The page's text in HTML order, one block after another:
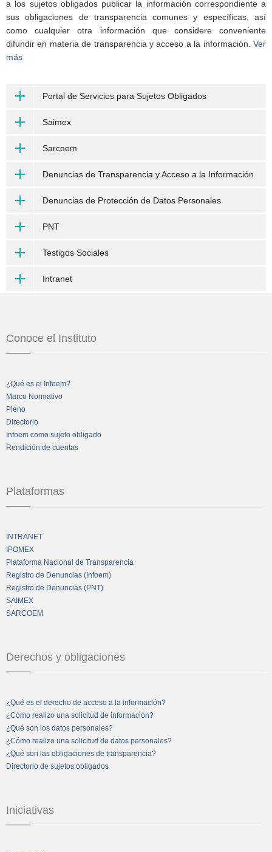
a los sujetos obligados publicar la información correspondiente a
sus obligaciones de transparencia comunes y específicas, así
como cualquier otra información que considere conveniente
difundir en materia de transparencia y acceso a la información. Ver
más
Portal de Servicios para Sujetos Obligados
Saimex
Sarcoem
Denuncias de Transparencia y Acceso a la Información
Denuncias de Protección de Datos Personales
PNT
Testigos Sociales
Intranet
Conoce el Instituto
¿Qué es el Infoem?
Marco Normativo
Pleno
Directorio
Infoem como sujeto obligado
Rendición de cuentas
Plataformas
INTRANET
IPOMEX
Plataforma Nacional de Transparencia
Registro de Denuncias (Infoem)
Registro de Denuncias (PNT)
SAIMEX
SARCOEM
Derechos y obligaciones
¿Qué es el derecho de acceso a la información?
¿Cómo realizo una solicitud de información?
¿Qué son los datos personales?
¿Cómo realizo una solicitud de datos personales?
¿Qué son las obligaciones de transparencia?
Directorio de sujetos obligados
Iniciativas